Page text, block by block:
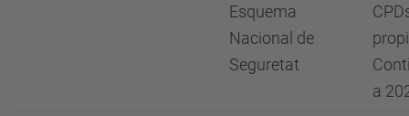
Esquema
Nacional de
Seguretat
a